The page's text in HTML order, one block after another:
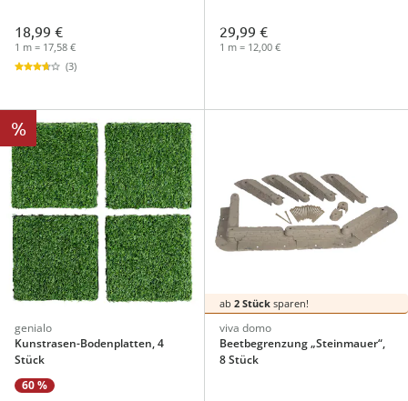
18,99 €
1 m = 17,58 €
(3)
29,99 €
1 m = 12,00 €
%
genialo
Kunstrasen-Bodenplatten, 4
Stück
60 %
ab 2 Stücksparen!
viva domo
Beetbegrenzung „Steinmauer“,
8 Stück